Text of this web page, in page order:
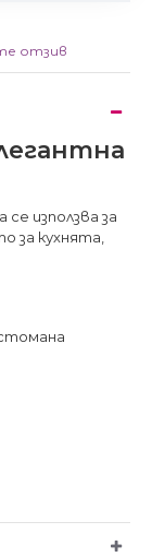
отзив
използва за
за кухнята,